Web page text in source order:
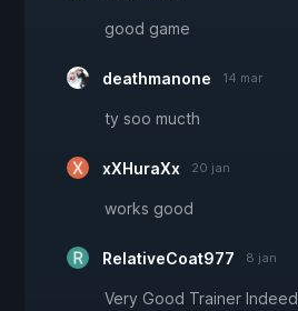
good game
deathmanone 14 mar
ty soo mucth
xXHuraXx 20 jan
works good
RelativeCoat977 8 jan
Very Good Trainer Indeed